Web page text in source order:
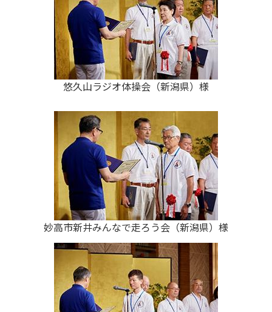
悠久山ラジオ体操会（新潟県）様
妙高市新井みんなで走ろう会（新潟県）様